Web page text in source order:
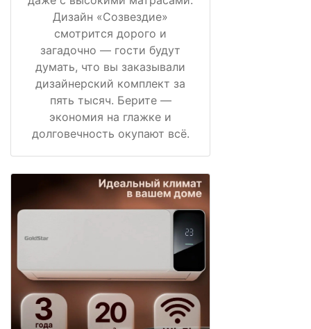
Дизайн «Созвездие»
смотрится дорого и
загадочно — гости будут
думать, что вы заказывали
дизайнерский комплект за
пять тысяч. Берите —
экономия на глажке и
долговечность окупают всё.